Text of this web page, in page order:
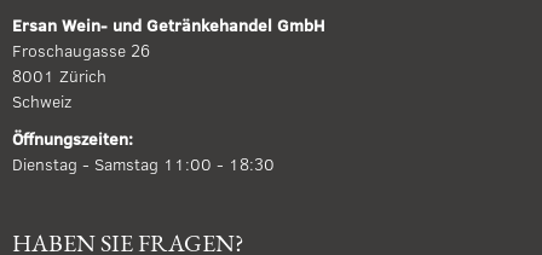
Ersan Wein- und Getränkehandel GmbH
Froschaugasse 26
8001 Zürich
Schweiz
Öffnungszeiten:
Dienstag - Samstag 11:00 - 18:30
HABEN SIE FRAGEN?